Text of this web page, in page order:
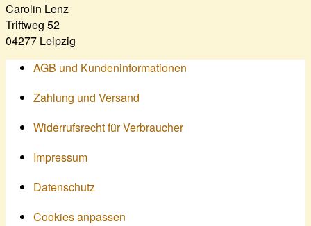
Carolin Lenz
Triftweg 52
04277 Leipzig
AGB und Kundeninformationen
Zahlung und Versand
Widerrufsrecht für Verbraucher
Impressum
Datenschutz
Cookies anpassen